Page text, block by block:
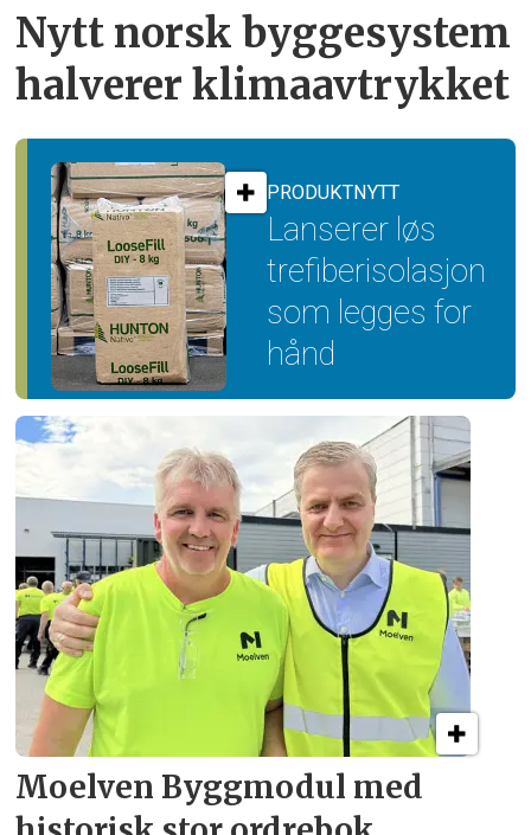
Nytt norsk byggesystem
halverer klimaavtrykket
PRODUKTNYTT
Lanserer løs
trefiber­isolasjon
som legges for
hånd
Moelven Byggmodul med